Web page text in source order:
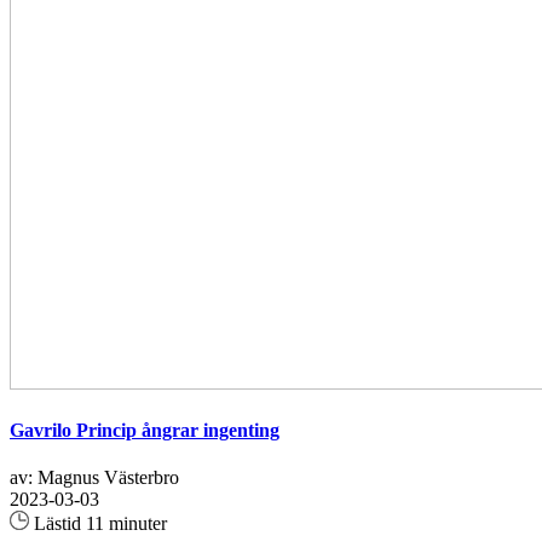
Gavrilo Princip ångrar ingenting
av: Magnus Västerbro
2023-03-03
Lästid 11 minuter